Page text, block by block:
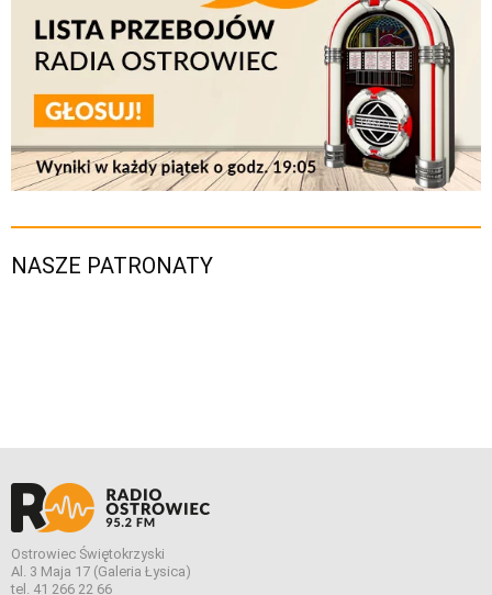
NASZE PATRONATY
Ostrowiec Świętokrzyski
Al. 3 Maja 17 (Galeria Łysica)
tel. 41 266 22 66